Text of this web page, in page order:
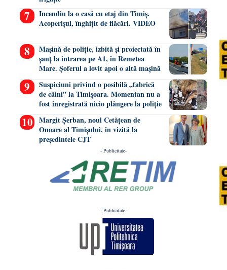
Incendiu la o casă cu etaj din Timiș.
Acoperișul, înghițit de flăcări. VIDEO
Mașină de poliție, izbită și proiectată în
șanț la intrarea pe A1, în Remetea
Mare. Șoferul a lovit apoi o altă mașină
Suspiciuni privind o posibilă „fabrică
de câini” la Timișoara. Momentan nu a
fost înregistrată nicio plângere la poliție
Margit Șerban, noul Cetățean de
Onoare al Timișului, în vizită la
președintele CJT
- Publicitate-
- Publicitate-